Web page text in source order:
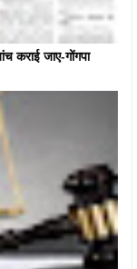
कराई जाए-गोंगपा